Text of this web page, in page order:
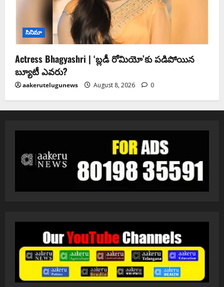
సినిమా
Actress Bhagyashri | ‘బ్లడీ రోమియో’కు పడిపోయిన
బ్యూటీ ఎవరు?
aakerutelugunews August 8, 2026 0